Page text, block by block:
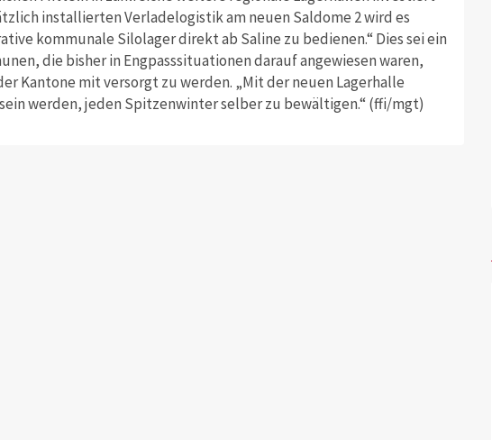
installierten Verladelogistik am neuen Saldome 2 wird es
kommunale Silolager direkt ab Saline zu bedienen.“ Dies sei ein
die bisher in Engpasssituationen darauf angewiesen waren,
Kantone mit versorgt zu werden. „Mit der neuen Lagerhalle
werden, jeden Spitzenwinter selber zu bewältigen.“ (ffi/mgt)